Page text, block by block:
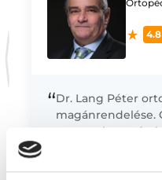
4.8
“Dr. Lang Péter
magánrendelése.
panaszok esetén